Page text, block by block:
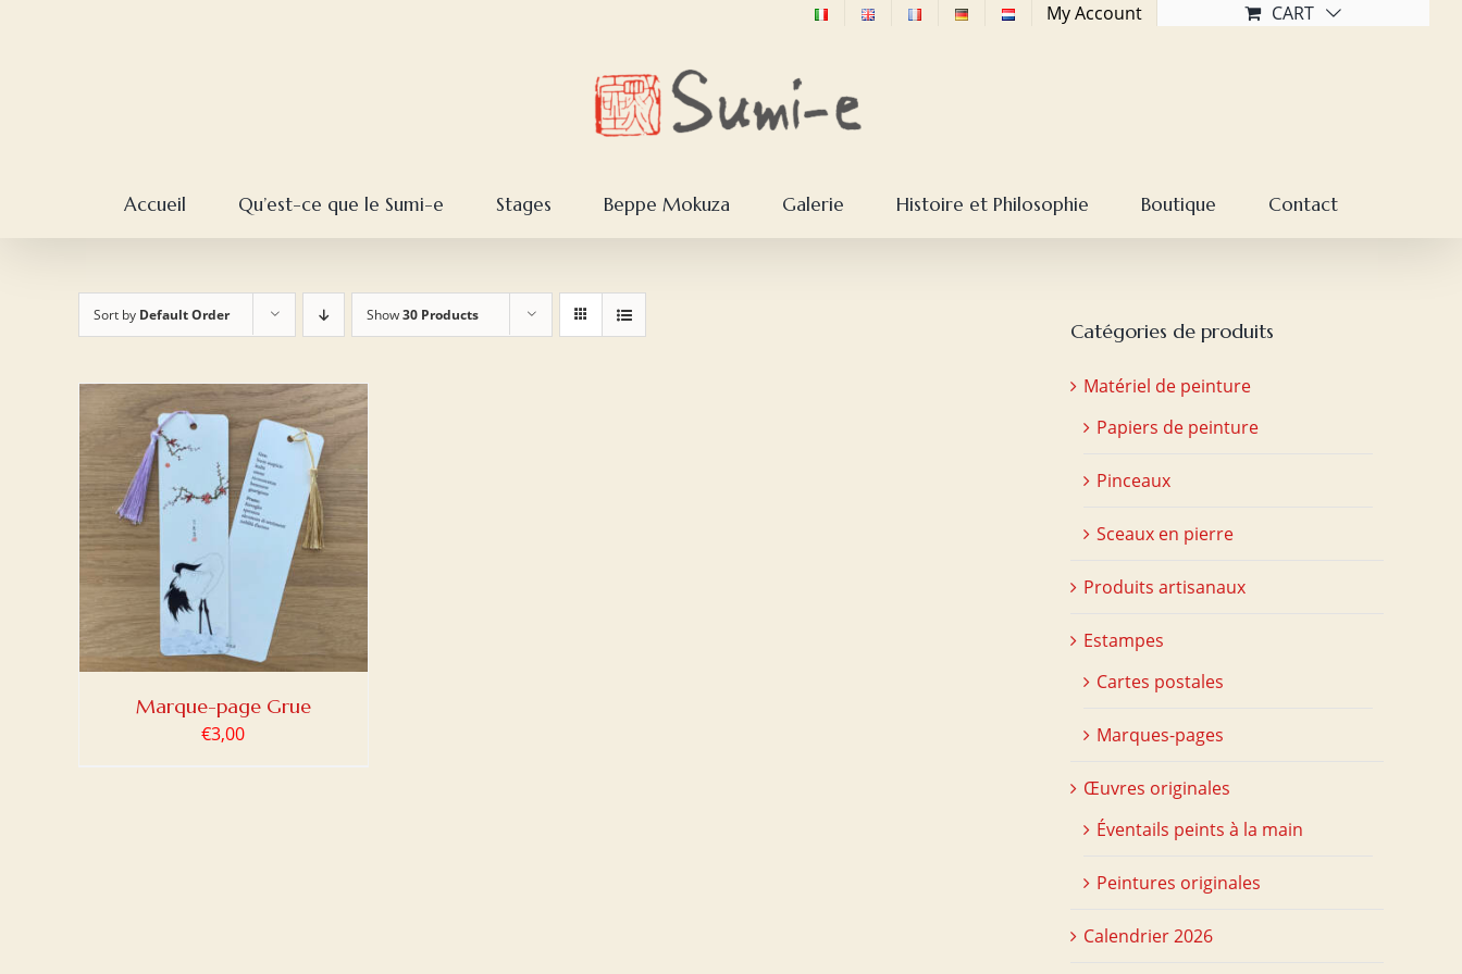
My Account CART
Accueil Qu’est-ce que le Sumi-e Stages Beppe Mokuza Galerie Histoire et Philosophie Boutique Contact
Sort by Default Order Show30 Products
Marque-page Grue
€3,00
Catégories de produits
Matériel de peinture
Papiers de peinture
Pinceaux
Sceaux en pierre
Produits artisanaux
Estampes
Cartes postales
Marques-pages
Œuvres originales
Éventails peints à la main
Peintures originales
Calendrier 2026